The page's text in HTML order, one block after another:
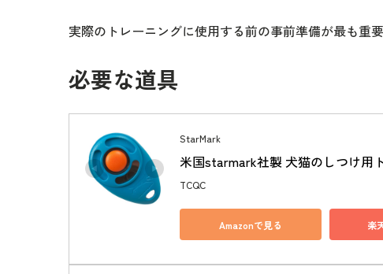
実際のトレーニングに使用する前の事前準備が最も重
必要な道具
StarMark
米国starmark社製 犬猫のしつけ用
TCQC
Amazonで見る 楽